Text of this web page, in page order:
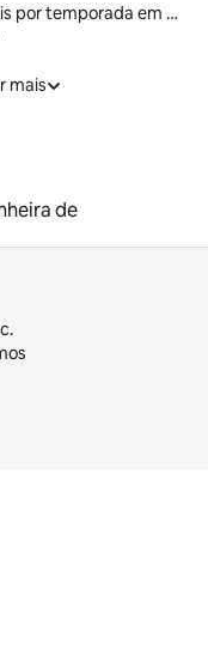
Aluguéis por temporada em resorts
mais
de